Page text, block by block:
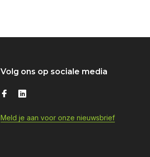
Volg ons op sociale media
Meld je aan voor onze nieuwsbrief